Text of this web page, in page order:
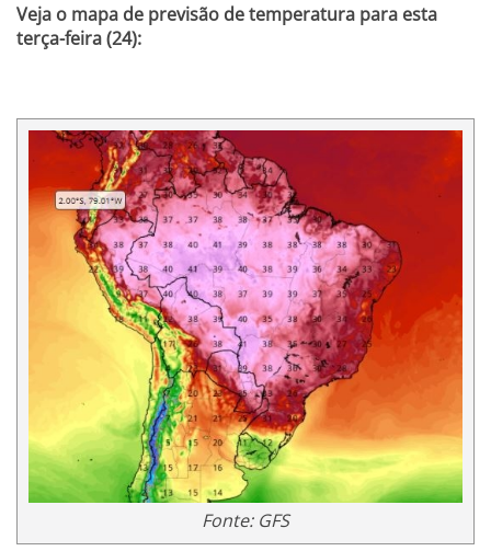
Veja o mapa de previsão de temperatura para esta
terça-feira (24):
Fonte: GFS